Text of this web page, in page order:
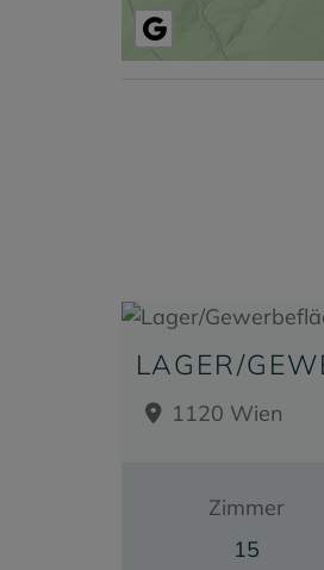
1120 Wien
Zimmer
15